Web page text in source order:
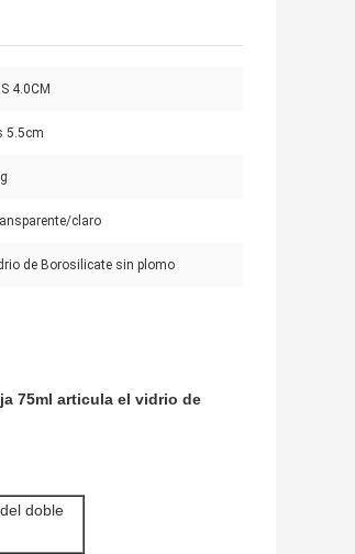
4.0CM
5.5cm
claro
de Borosilicate sin plomo
75ml articula el vidrio de
doble